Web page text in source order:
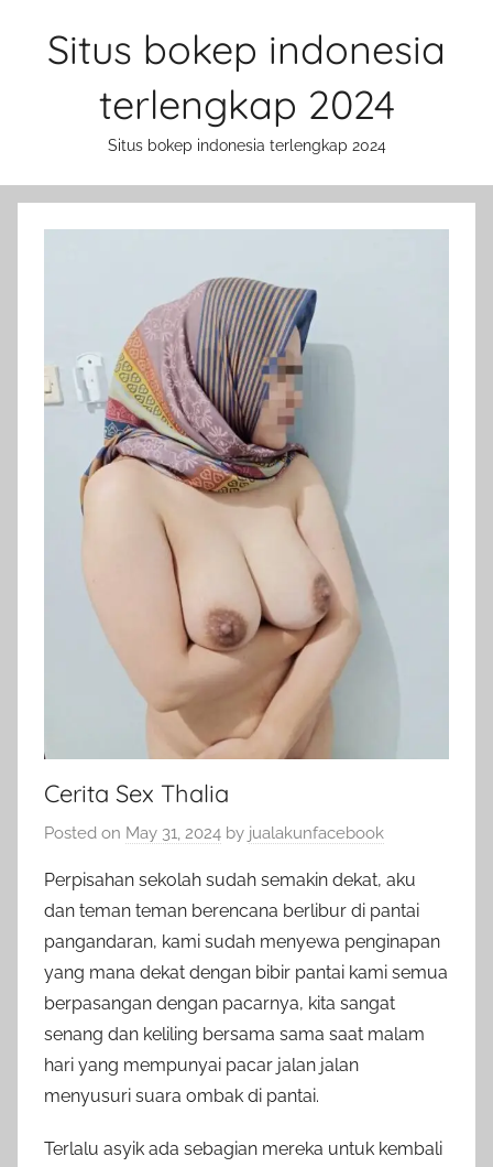
Situs bokep indonesia
terlengkap 2024
Situs bokep indonesia terlengkap 2024
Cerita Sex Thalia
Posted on May 31, 2024 by jualakunfacebook
Perpisahan sekolah sudah semakin dekat, aku
dan teman teman berencana berlibur di pantai
pangandaran, kami sudah menyewa penginapan
yang mana dekat dengan bibir pantai kami semua
berpasangan dengan pacarnya, kita sangat
senang dan keliling bersama sama saat malam
hari yang mempunyai pacar jalan jalan
menyusuri suara ombak di pantai.
Terlalu asyik ada sebagian mereka untuk kembali